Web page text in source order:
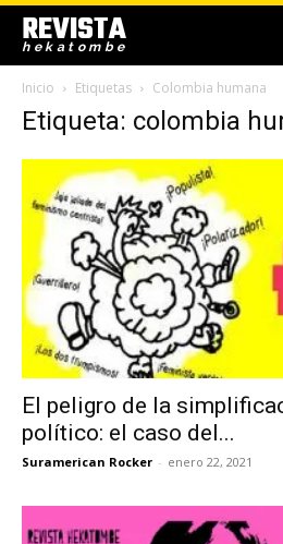
REVISTA
hekatombe
Inicio Etiquetas Colombia humana
Etiqueta: colombia
El peligro de la
político: el caso del...
Suramerican Rocker - enero 22, 2021